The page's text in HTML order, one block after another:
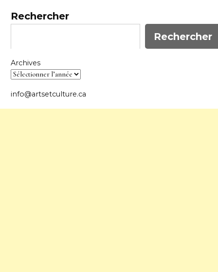
Rechercher
Rechercher
Archives
info@artsetculture.ca